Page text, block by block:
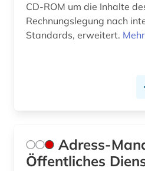
bundessozialgericht (2)
bundestag (2)
bundesverwaltung (1)
bundeswehr (1)
CD-ROM um die Inhalte
Rechnungslegung nach
Standards, erweitert.
Adress-
Öffentliches